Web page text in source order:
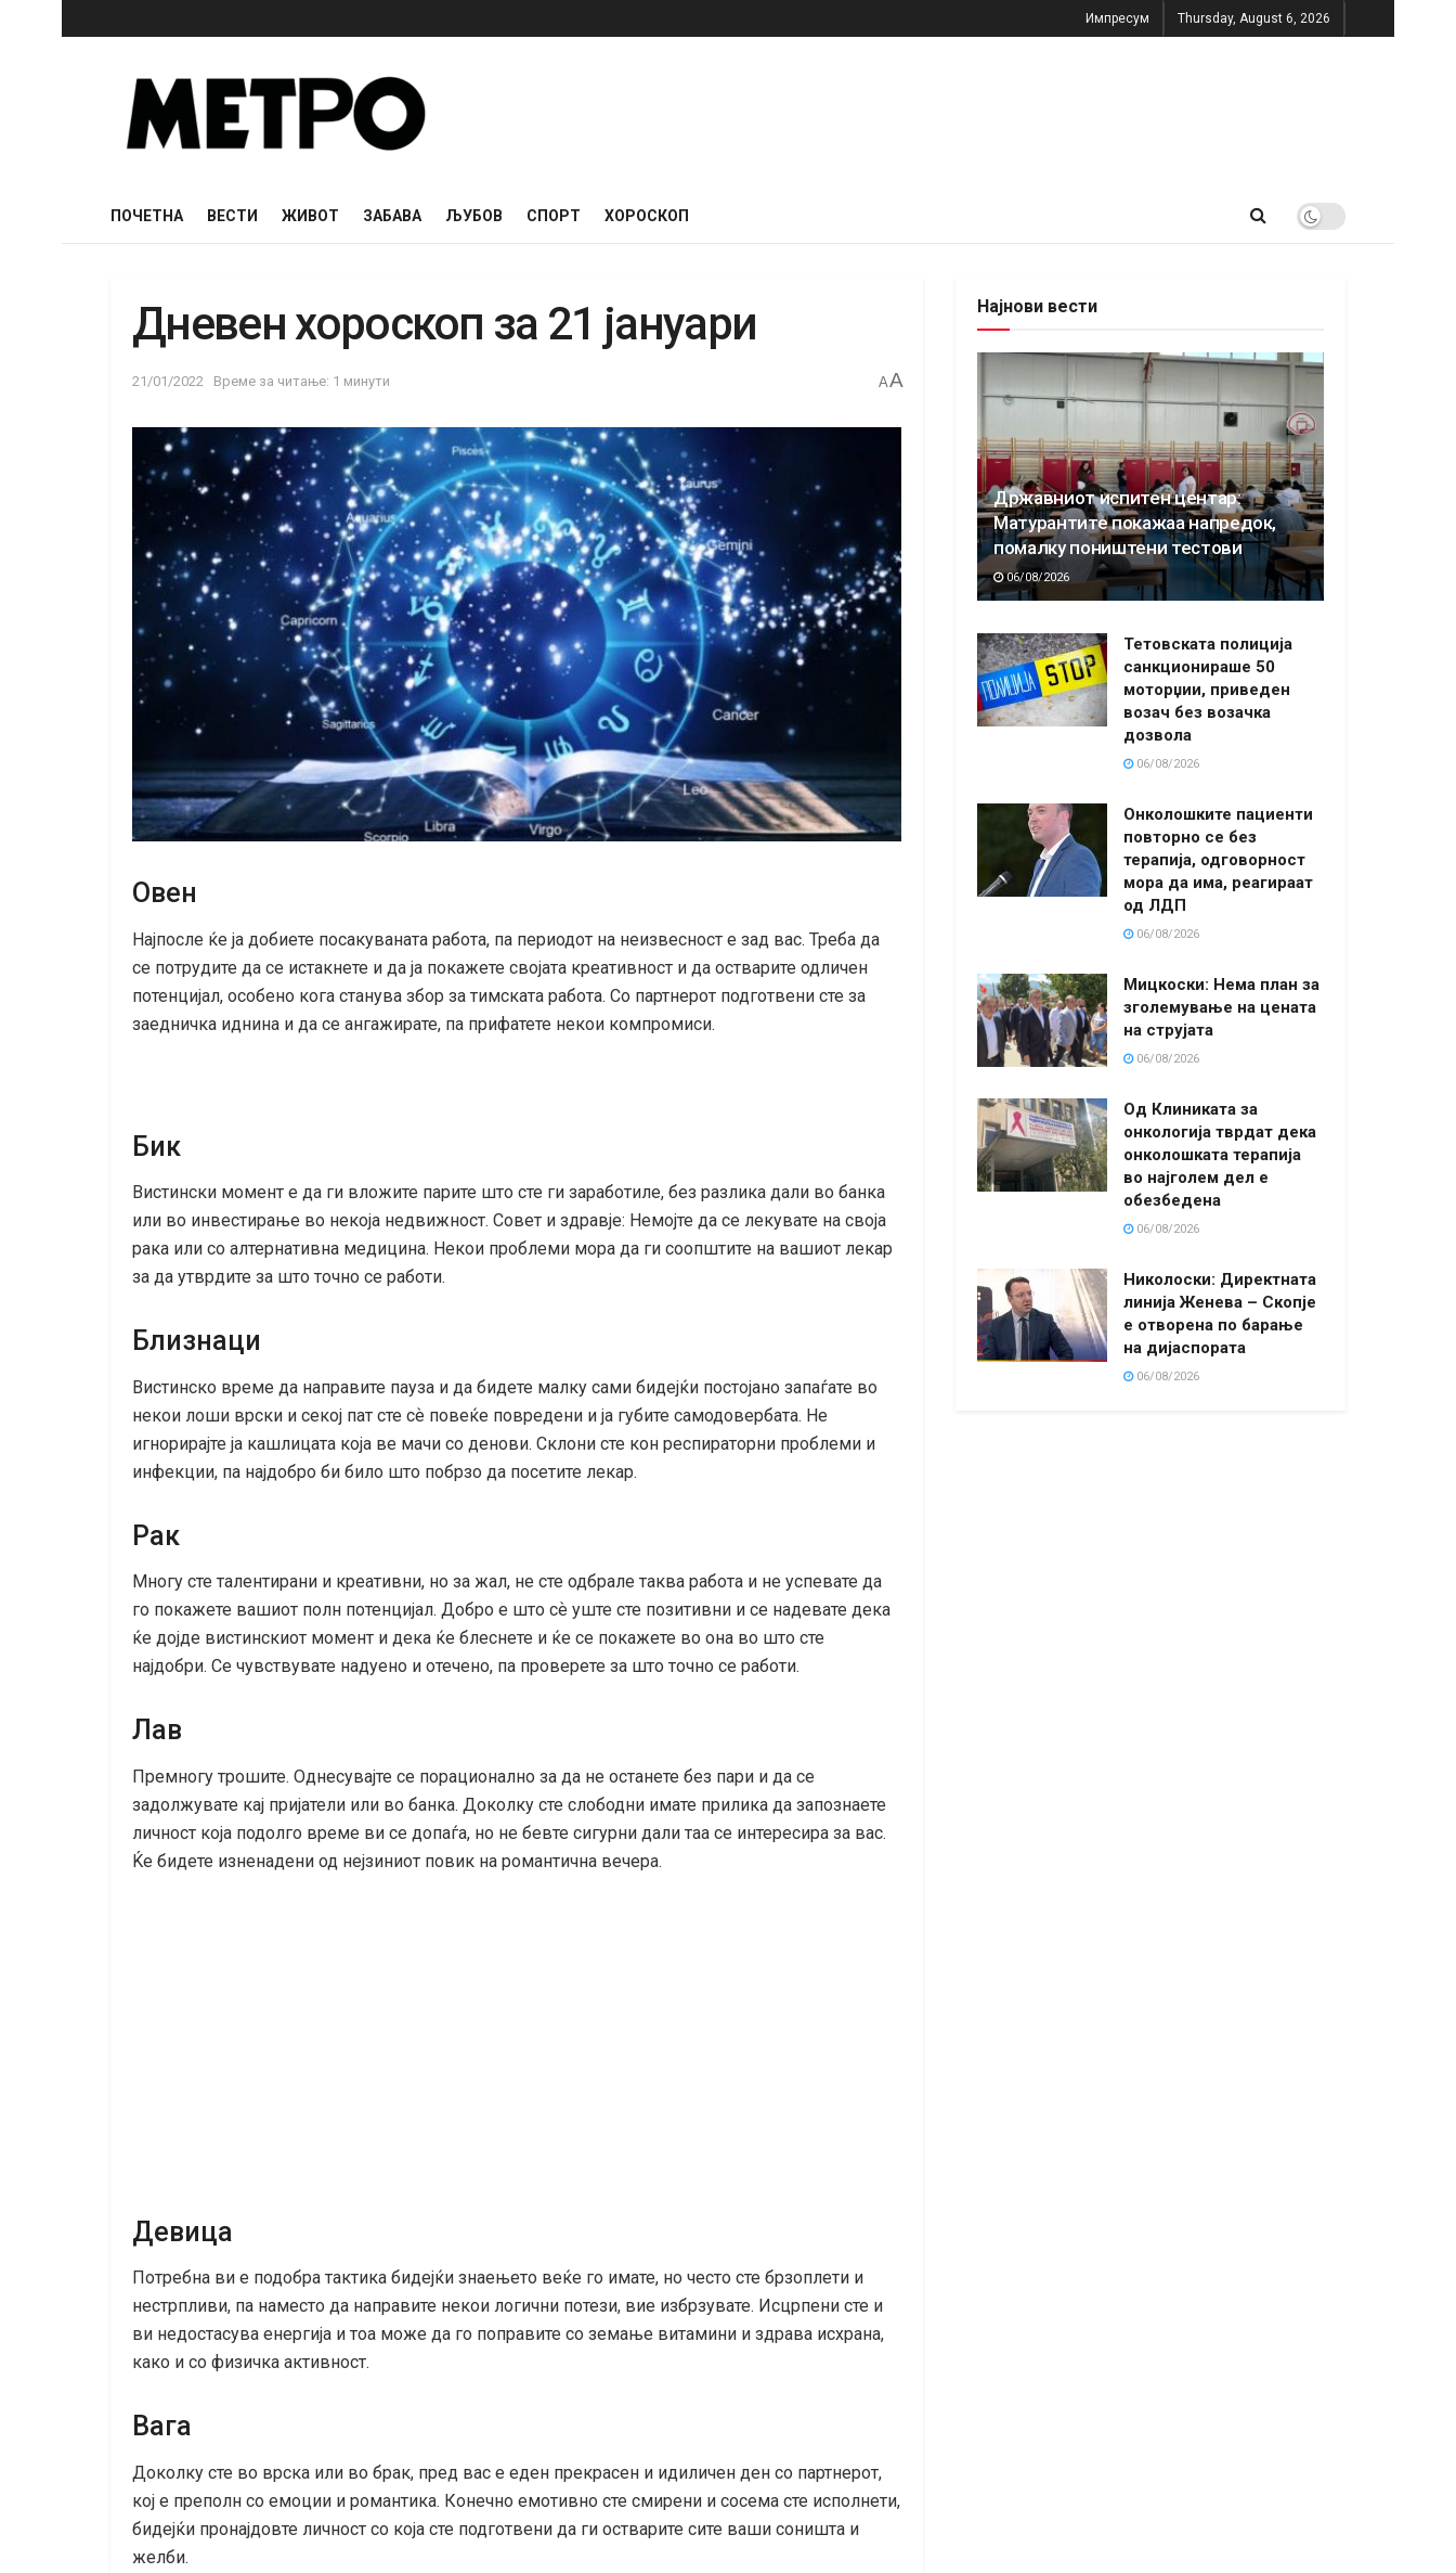
Импресум Thursday, August 6, 2026
ПОЧЕТНА ВЕСТИ ЖИВОТ ЗАБАВА ЉУБОВ СПОРТ ХОРОСКОП
Дневен хороскоп за 21 јануари
21/01/2022 Време за читање: 1 минути AA
Овен
Најпосле ќе ја добиете посакуваната работа, па периодот на неизвесност е зад вас. Треба да
се потрудите да се истакнете и да ја покажете својата креативност и да остварите одличен
потенцијал, особено кога станува збор за тимската работа. Со партнерот подготвени сте за
заедничка иднина и да се ангажирате, па прифатете некои компромиси.
Бик
Вистински момент е да ги вложите парите што сте ги заработиле, без разлика дали во банка
или во инвестирање во некоја недвижност. Совет и здравје: Немојте да се лекувате на своја
рака или со алтернативна медицина. Некои проблеми мора да ги соопштите на вашиот лекар
за да утврдите за што точно се работи.
Близнаци
Вистинско време да направите пауза и да бидете малку сами бидејќи постојано запаѓате во
некои лоши врски и секој пат сте сѐ повеќе повредени и ја губите самодовербата. Не
игнорирајте ја кашлицата која ве мачи со денови. Склони сте кон респираторни проблеми и
инфекции, па најдобро би било што побрзо да посетите лекар.
Рак
Многу сте талентирани и креативни, но за жал, не сте одбрале таква работа и не успевате да
го покажете вашиот полн потенцијал. Добро е што сѐ уште сте позитивни и се надевате дека
ќе дојде вистинскиот момент и дека ќе блеснете и ќе се покажете во она во што сте
најдобри. Се чувствувате надуено и отечено, па проверете за што точно се работи.
Лав
Премногу трошите. Однесувајте се порационално за да не останете без пари и да се
задолжувате кај пријатели или во банка. Доколку сте слободни имате прилика да запознаете
личност која подолго време ви се допаѓа, но не бевте сигурни дали таа се интересира за вас.
Ќе бидете изненадени од нејзиниот повик на романтична вечера.
Девица
Потребна ви е подобра тактика бидејќи знаењето веќе го имате, но често сте брзоплети и
нестрпливи, па наместо да направите некои логични потези, вие избрзувате. Исцрпени сте и
ви недостасува енергија и тоа може да го поправите со земање витамини и здрава исхрана,
како и со физичка активност.
Вага
Доколку сте во врска или во брак, пред вас е еден прекрасен и идиличен ден со партнерот,
кој е преполн со емоции и романтика. Конечно емотивно сте смирени и сосема сте исполнети,
бидејќи пронајдовте личност со која сте подготвени да ги остварите сите ваши соништа и
желби.
Најнови вести
Државниот испитен центар:
Матурантите покажаа напредок,
помалку поништени тестови
06/08/2026
Тетовската полиција
санкционираше 50
моторџии, приведен
возач без возачка
дозвола
06/08/2026
Онколошките пациенти
повторно се без
терапија, одговорност
мора да има, реагираат
од ЛДП
06/08/2026
Мицкоски: Нема план за
зголемување на цената
на струјата
06/08/2026
Од Клиниката за
онкологија тврдат дека
онколошката терапија
во најголем дел е
обезбедена
06/08/2026
Николоски: Директната
линија Женева – Скопје
е отворена по барање
на дијаспората
06/08/2026